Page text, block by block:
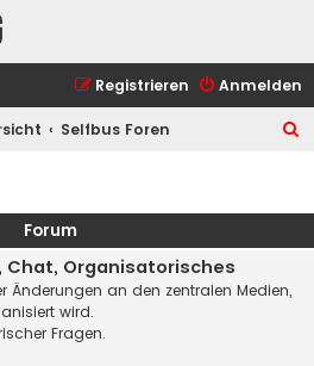
Anmelden
Registrieren
Selfbus Foren
e
Forum
Chat, Organisatorisches
Änderungen an den zentralen Medien,
wird.
Fragen.